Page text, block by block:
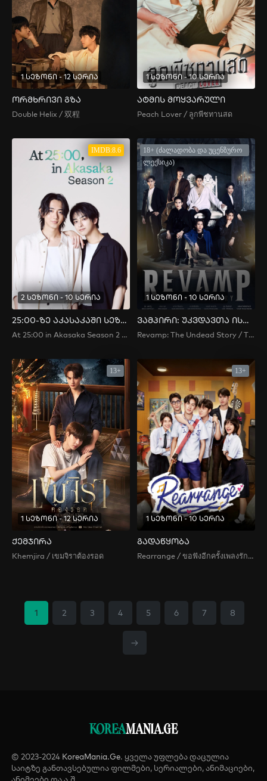
1 სეზონი - 12 სერია
ორმხრივი გზა
Double Helix / 双程
1 სეზონი - 10 სერია
ატმის მოყვარული
Peach Lover / ลูกพีชทานสด
IMDB:8.6
2 სეზონი - 10 სერია
25:00-ზე აკასაკაში სეზონი 2
At 25:00 in Akasaka Season 2 / 25時、赤坂で シーズン2
18+ (ძალადობა და უცენზურო
ლექსიკა)
1 სეზონი - 10 სერია
ვამპირი: უკვდავთა ისტორია
Revamp: The Undead Story / The Vampire Project: To the Last / Vampire Project / แวมไพร์เดอะอันเดดสตอรี่ / My Broccoli
13+
1 სეზონი - 12 სერია
ქემჯირა
Khemjira / เขมจิราต้องรอด
13+
1 სეზონი - 10 სერია
გადაწყობა
Rearrange / ขอฟังอีกครั้งเพลงรักของเธอ
1 2 3 4 5 6 7 8
→
KOREAMANIA.GE
© 2023-2024 KoreaMania.Ge. ყველა უფლება დაცულია
საიტზე განთავსებულია ფილმები, სერიალები, ანიმაციები,
ანიმეები და ა.შ